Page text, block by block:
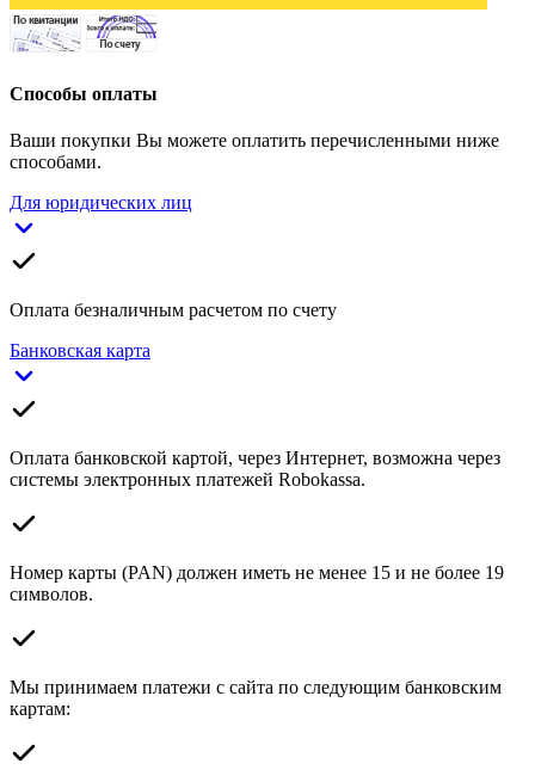
Способы оплаты
Ваши покупки Вы можете оплатить перечисленными ниже
способами.
Для юридических лиц
Оплата безналичным расчетом по счету
Банковская карта
Оплата банковской картой, через Интернет, возможна через
системы электронных платежей Robokassa.
Номер карты (PAN) должен иметь не менее 15 и не более 19
символов.
Мы принимаем платежи с сайта по следующим банковским
картам: